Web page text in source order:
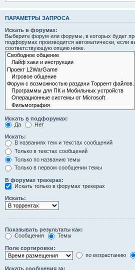
ПАРАМЕТРЫ ЗАПРОСА
Искать в форумах:
Выберите форум или форумы, в которых будет
подфорумах производится автоматически, если
соответствующую опцию ниже.
Искать в подфорумах:
Да
Нет
Искать:
В названиях тем и текстах сообщений
Только в текстах сообщений
Только по названию темы
Только в первом сообщении темы
В форумах трекерах:
Искать только в форумах трекерах
Искать:
Показывать результаты как:
Сообщения
Темы
Поле сортировки:
по возрастанию
Искать сообщения за: